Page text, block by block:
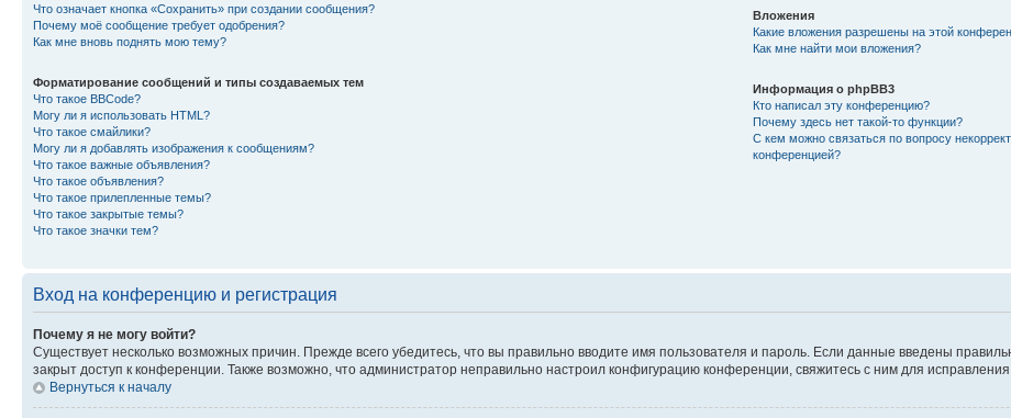
Что означает кнопка «Сохранить» при создании сообщения?
Почему моё сообщение требует одобрения?
Как мне вновь поднять мою тему?
Форматирование сообщений и типы создаваемых тем
Что такое BBCode?
Могу ли я использовать HTML?
Что такое смайлики?
Могу ли я добавлять изображения к сообщениям?
Что такое важные объявления?
Что такое объявления?
Что такое прилепленные темы?
Что такое закрытые темы?
Что такое значки тем?
Вложения
Какие вложения разрешены на этой
Как мне найти мои вложения?
Информация о phpBB3
Кто написал эту конференцию?
Почему здесь нет такой-то функции?
С кем можно связаться по вопросу
конференцией?
Вход на конференцию и регистрация
Почему я не могу войти?
Существует несколько возможных причин. Прежде всего убедитесь, что вы правильно вводите имя пользователя и пароль. Если данные введены
закрыт доступ к конференции. Также возможно, что администратор неправильно настроил конфигурацию конференции, свяжитесь с ним для исправления
Вернуться к началу